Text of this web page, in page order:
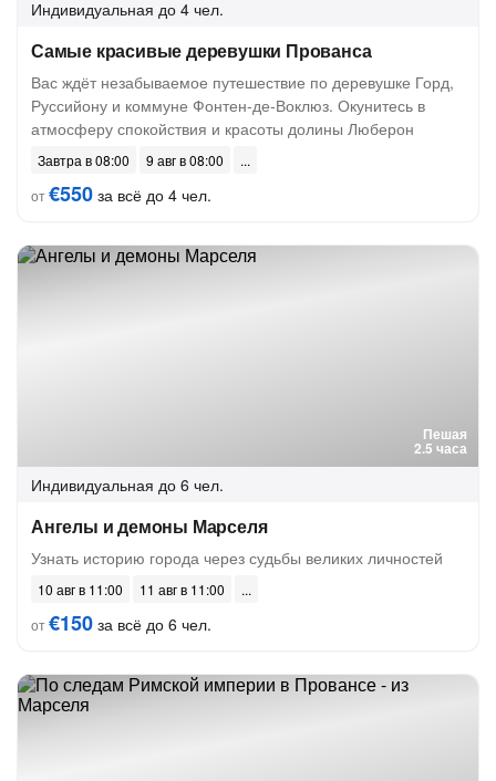
Индивидуальная до 4 чел.
Самые красивые деревушки Прованса
Вас ждёт незабываемое путешествие по деревушке Горд,
Руссийону и коммуне Фонтен-де-Воклюз. Окунитесь в
атмосферу спокойствия и красоты долины Люберон
Завтра в 08:00
9 авг в 08:00
от€550 за всё до 4 чел.
Пешая
2.5 часа
Индивидуальная до 6 чел.
Ангелы и демоны Марселя
Узнать историю города через судьбы великих личностей
10 авг в 11:00
11 авг в 11:00
от€150 за всё до 6 чел.